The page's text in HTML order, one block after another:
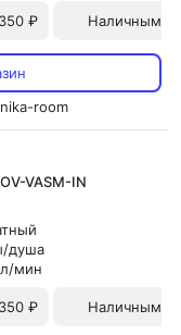
₽ Наличными
room
VASM-IN
душа
мин
₽ Наличными